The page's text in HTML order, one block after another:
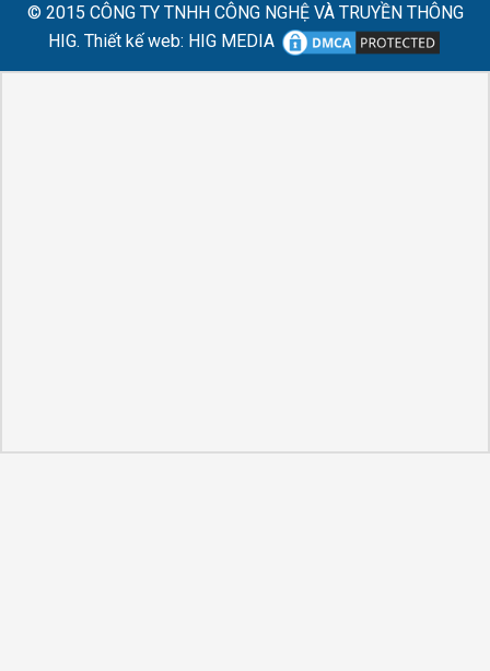
© 2015 CÔNG TY TNHH CÔNG NGHỆ VÀ TRUYỀN THÔNG
HIG. Thiết kế web: HIG MEDIA